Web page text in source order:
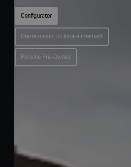
Configurator
Oferte mașini cu livrare imediată
Porsche Pre-Owned